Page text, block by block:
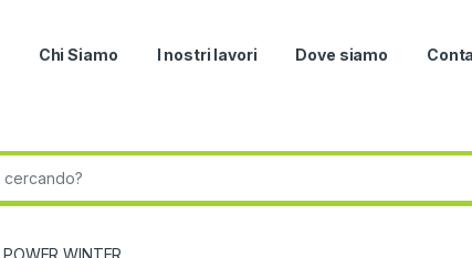
Chi Siamo I nostri lavori Dove siamo
POWER WINTER